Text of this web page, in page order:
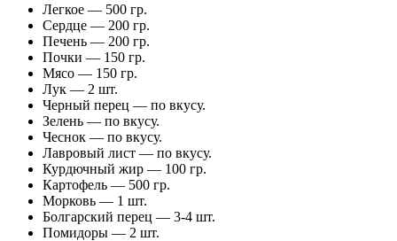
Легкое — 500 гр.
Сердце — 200 гр.
Печень — 200 гр.
Почки — 150 гр.
Мясо — 150 гр.
Лук — 2 шт.
Черный перец — по вкусу.
Зелень — по вкусу.
Чеснок — по вкусу.
Лавровый лист — по вкусу.
Курдючный жир — 100 гр.
Картофель — 500 гр.
Морковь — 1 шт.
Болгарский перец — 3-4 шт.
Помидоры — 2 шт.